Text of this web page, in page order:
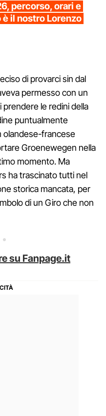
percorso, orari e
il nostro Lorenzo
di provarci sin dal
permesso con un
prendere le redini della
puntualmente
olandese-francese
Groenewegen nella
momento. Ma
ha trascinato tutti nel
storica mancata, per
di un Giro che non
su Fanpage.it